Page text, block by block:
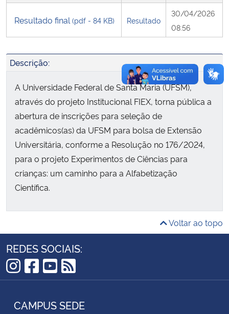
Secretaria-Geral
Advocacia-Geral da União
Banco Central do Brasil
Planalto
Resultado final (pdf - 84 KB) Resultado
30/04/2026
08:56
Descrição:
A Universidade Federal de Santa Maria (UFSM),
através do projeto Institucional FIEX, torna pública a
abertura de inscrições para seleção de
acadêmicos(as) da UFSM para bolsa de Extensão
Universitária, conforme a Resolução no 176/2024,
para o projeto Experimentos de Ciências para
crianças: um caminho para a Alfabetização
Científica.
Voltar ao topo
REDES SOCIAIS:
Instagram
Facebook
YouTube
RSS
CAMPUS SEDE